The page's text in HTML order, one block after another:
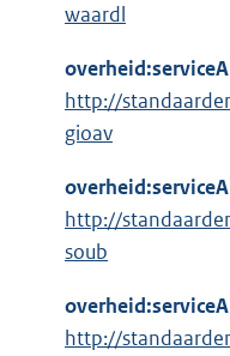
waardl
http://
gioav
http://
soub
http://